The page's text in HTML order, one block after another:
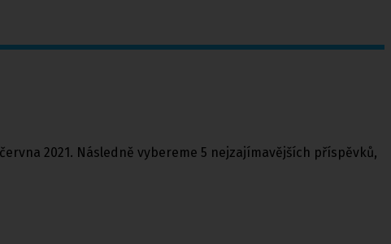
2021. Následně vybereme 5 nejzajímavějších příspěvků,